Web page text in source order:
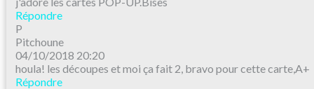
Répondre
P
Pitchoune
04/10/2018 20:20
houla! les découpes et moi ça fait 2, bravo pour cette carte,A+
Répondre